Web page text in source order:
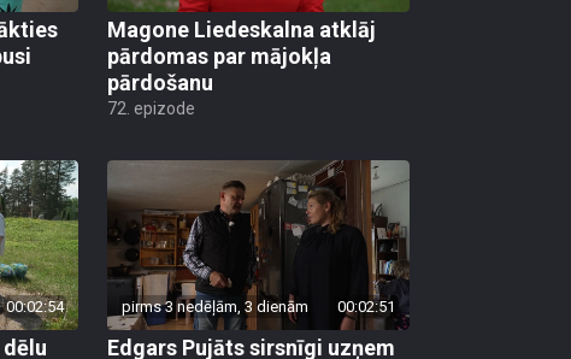
Magone Liedeskalna atklāj
pārdomas par mājokļa
pārdošanu
72. epizode
00:02:54 pirms 3 nedēļām, 3 dienām 00:02:51
Edgars Pujāts sirsnīgi uzņem